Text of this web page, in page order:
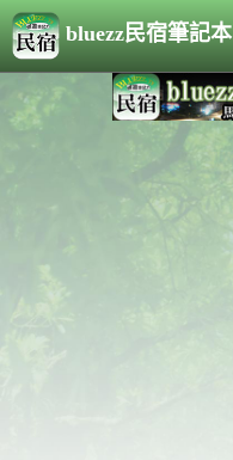
bluezz民宿筆記本